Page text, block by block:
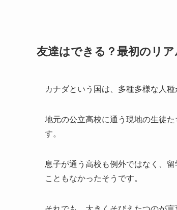
友達はできる？最初のリ
カナダという国は、多種多様な人種
地元の公立高校に通う現地の生徒
す。
息子が通う高校も例外ではなく、
こともなかったそうです。